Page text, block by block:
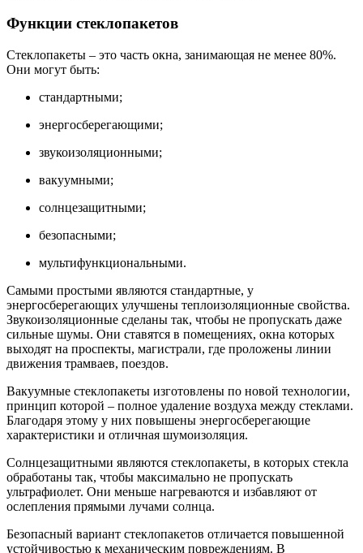
Функции стеклопакетов
Стеклопакеты – это часть окна, занимающая не менее 80%.
Они могут быть:
стандартными;
энергосберегающими;
звукоизоляционными;
вакуумными;
солнцезащитными;
безопасными;
мультифункциональными.
Самыми простыми являются стандартные, у
энергосберегающих улучшены теплоизоляционные свойства.
Звукоизоляционные сделаны так, чтобы не пропускать даже
сильные шумы. Они ставятся в помещениях, окна которых
выходят на проспекты, магистрали, где проложены линии
движения трамваев, поездов.
Вакуумные стеклопакеты изготовлены по новой технологии,
принцип которой – полное удаление воздуха между стеклами.
Благодаря этому у них повышены энергосберегающие
характеристики и отличная шумоизоляция.
Солнцезащитными являются стеклопакеты, в которых стекла
обработаны так, чтобы максимально не пропускать
ультрафиолет. Они меньше нагреваются и избавляют от
ослепления прямыми лучами солнца.
Безопасный вариант стеклопакетов отличается повышенной
устойчивостью к механическим повреждениям. В